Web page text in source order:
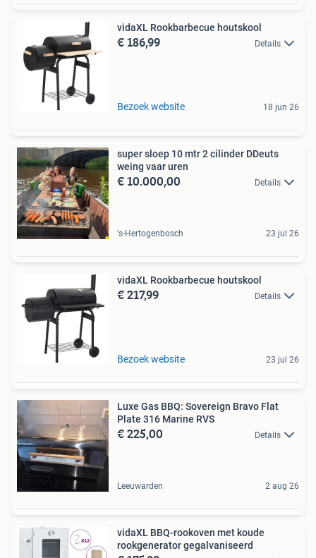
vidaXL Rookbarbecue houtskool
€ 186,99 Details
Bezoek website 18 jun 26
super sloep 10 mtr 2 cilinder DDeuts
weing vaar uren
€ 10.000,00 Details
's-Hertogenbosch 23 jul 26
vidaXL Rookbarbecue houtskool
€ 217,99 Details
Bezoek website 23 jul 26
Luxe Gas BBQ: Sovereign Bravo Flat
Plate 316 Marine RVS
€ 225,00 Details
Leeuwarden 2 aug 26
vidaXL BBQ-rookoven met koude
rookgenerator gegalvaniseerd